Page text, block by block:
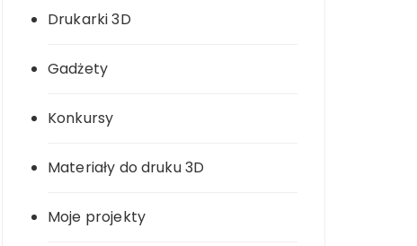
Drukarki 3D
Gadżety
Konkursy
Materiały do druku 3D
Moje projekty